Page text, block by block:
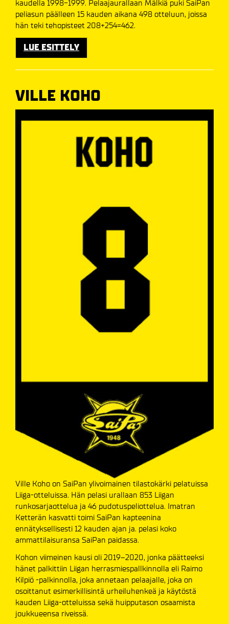
kaudella 1998-1999. Pelaajaurallaan Mälkiä puki SaiPan
peliasun päälleen 15 kauden aikana 498 otteluun, joissa
hän teki tehopisteet 208+254=462.
LUE ESITTELY
VILLE KOHO
Ville Koho on SaiPan ylivoimainen tilastokärki pelatuissa
Liiga-otteluissa. Hän pelasi urallaan 853 Liigan
runkosarjaottelua ja 46 pudotuspeliottelua. Imatran
Ketterän kasvatti toimi SaiPan kapteenina
ennätyksellisesti 12 kauden ajan ja. pelasi koko
ammattilaisuransa SaiPan paidassa.
Kohon viimeinen kausi oli 2019–2020, jonka päätteeksi
hänet palkittiin Liigan herrasmiespallkinnolla eli Raimo
Kilpiö -palkinnolla, joka annetaan pelaajalle, joka on
osoittanut esimerkillisintä urheiluhenkeä ja käytöstä
kauden Liiga-otteluissa sekä huipputason osaamista
joukkueensa riveissä.